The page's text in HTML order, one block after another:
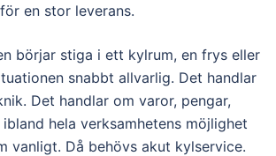
en stor leverans.
börjar stiga i ett kylrum, en frys eller
snabbt allvarlig. Det handlar
Det handlar om varor, pengar,
hela verksamhetens möjlighet
vanligt. Då behövs akut kylservice.